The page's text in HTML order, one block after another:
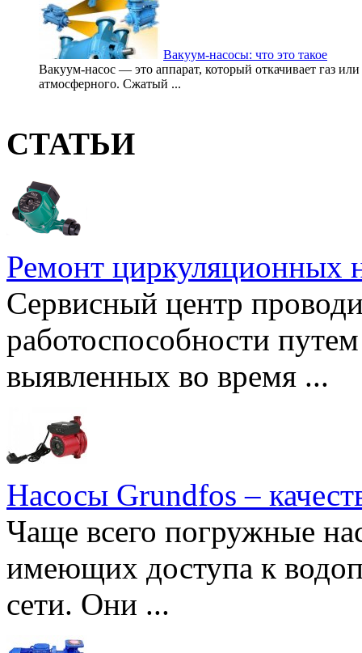
Вакуум-насосы: что это такое
Вакуум-насос — это аппарат, который откачивает газ
атмосферного. Сжатый ...
СТАТЬИ
Ремонт циркуляционных
Сервисный центр
работоспособности
выявленных во время ...
Насосы Grundfos –
Чаще всего погружные
имеющих доступа к
сети. Они ...